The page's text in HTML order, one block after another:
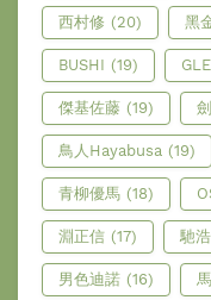
西村修 (20) 黑
BUSHI (19)
傑基佐藤 (19)
鳥人Hayabusa (19)
青柳優馬 (18)
淵正信 (17) 馳浩
男色迪諾 (16)